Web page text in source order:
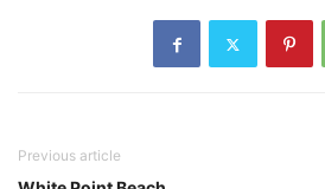
Previous article